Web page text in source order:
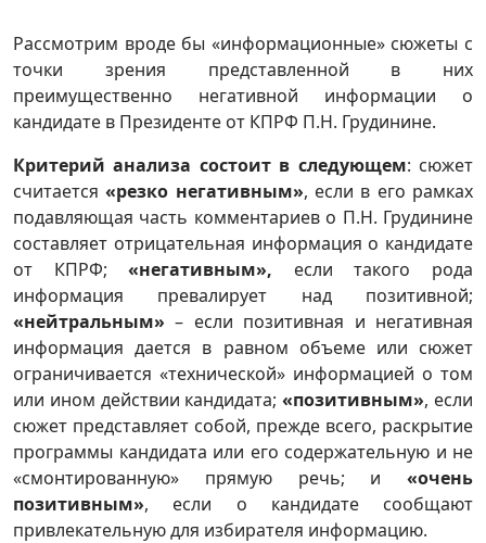
Рассмотрим вроде бы «информационные» сюжеты с
точки зрения представленной в них
преимущественно негативной информации о
кандидате в Президенте от КПРФ П.Н. Грудинине.
Критерий анализа состоит в следующем: сюжет
считается«резко негативным», если в его рамках
подавляющая часть комментариев о П.Н. Грудинине
составляет отрицательная информация о кандидате
от КПРФ;«негативным», если такого рода
информация превалирует над позитивной;
«нейтральным» – если позитивная и негативная
информация дается в равном объеме или сюжет
ограничивается «технической» информацией о том
или ином действии кандидата;«позитивным», если
сюжет представляет собой, прежде всего, раскрытие
программы кандидата или его содержательную и не
«смонтированную» прямую речь; и «очень
позитивным», если о кандидате сообщают
привлекательную для избирателя информацию.